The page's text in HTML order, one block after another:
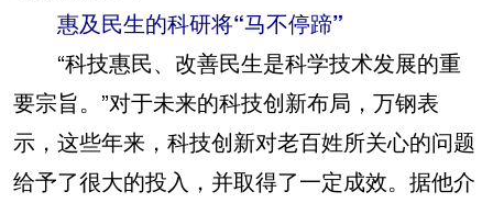
惠及民生的科研将“马不停蹄”
“科技惠民、改善民生是科学技术发展的重
要宗旨。”对于未来的科技创新布局，万钢表
示，这些年来，科技创新对老百姓所关心的问题
给予了很大的投入，并取得了一定成效。据他介